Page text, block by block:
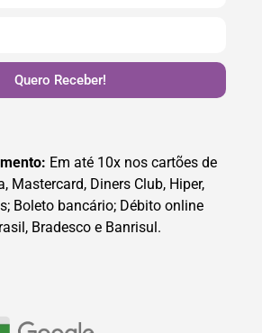
Quero Receber!
Em até 10x nos cartões de
Mastercard, Diners Club, Hiper,
Boleto bancário; Débito online
Bradesco e Banrisul.